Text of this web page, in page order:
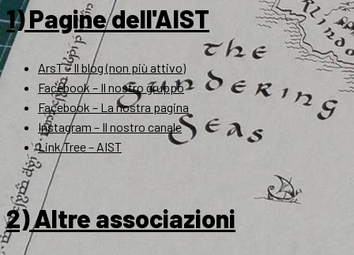
1) Pagine dell'AIST
ArsT – Il blog (non più attivo)
Facebook – Il nostro gruppo
Facebook – La nostra pagina
Instagram – Il nostro canale
Link Tree – AIST
2) Altre associazioni